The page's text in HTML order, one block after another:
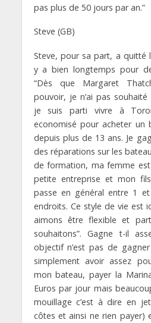
pas plus de 50 jours par an.”
Steve (GB)
Steve, pour sa part, a quitté
y a bien longtemps pour
“Dès que Margaret
pouvoir, je n’ai pas
je suis parti vivre à
economisé pour acheter un
depuis plus de 13 ans. Je
des réparations sur les
de formation, ma femme
petite entreprise et mon
passe en général entre 1
endroits. Ce style de vie est
aimons être flexible et
souhaitons”. Gagne t-il
objectif n’est pas de
simplement avoir assez
mon bateau, payer la
Euros par jour mais
mouillage c’est à dire en
côtes et ainsi ne rien payer)